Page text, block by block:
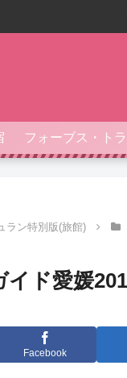
ラン特別版(旅館)
イド愛媛
Facebook